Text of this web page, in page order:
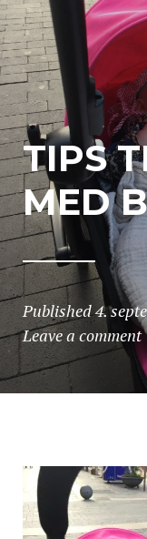
TIPS
MED
Published4.
Leave a comment